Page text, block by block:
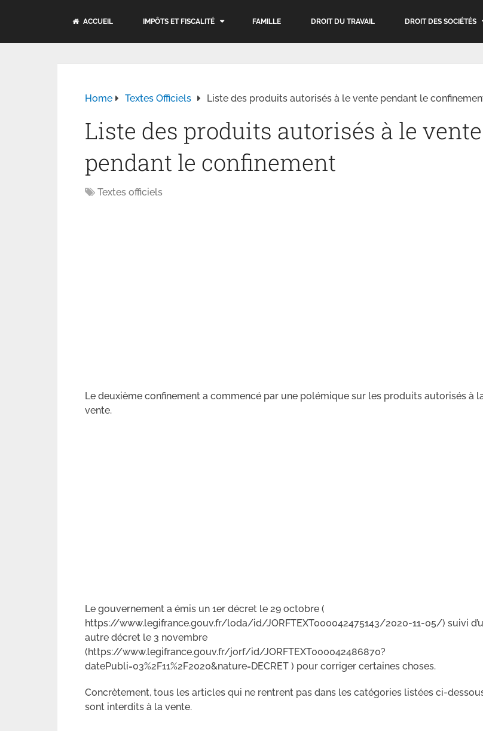
ACCUEIL IMPÔTS ET FISCALITÉ FAMILLE DROIT DU TRAVAIL DROIT DES SOCIÉTÉS
Home Textes Officiels Liste des produits autorisés à le vente pendant le
Liste des produits autorisés à le vente
pendant le confinement
Textes officiels
Le deuxième confinement a commencé par une polémique sur les produits autorisés à
vente.
Le gouvernement a émis un 1er décret le 29 octobre (
https://www.legifrance.gouv.fr/loda/id/JORFTEXT000042475143/2020-11-05/) suivi
autre décret le 3 novembre
(https://www.legifrance.gouv.fr/jorf/id/JORFTEXT000042486870?
datePubli=03%2F11%2F2020&nature=DECRET ) pour corriger certaines choses.
Concrètement, tous les articles qui ne rentrent pas dans les catégories listées ci-
sont interdits à la vente.